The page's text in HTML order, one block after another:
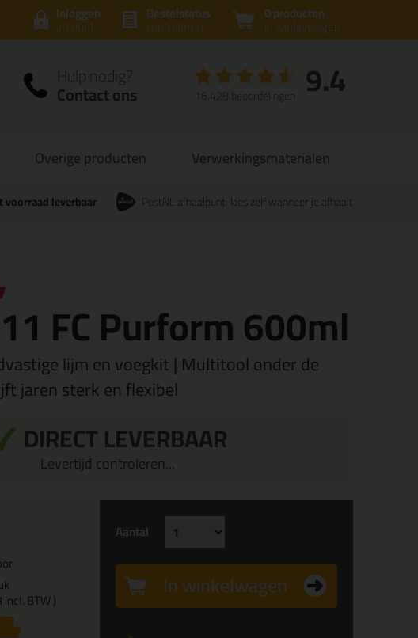
0 producten
in winkelwagen
Bestelstatus
controleren
Inloggen
account
Hulp nodig?
Contact ons 9.4
16.428 beoordelingen
Overige producten Verwerkingsmaterialen
voorraad leverbaar PostNL afhaalpunt: kies zelf wanneer je afhaalt
FC Purform 600ml
lijm en voegkit | Multitool onder de
jaren sterk en flexibel
DIRECT LEVERBAAR
Levertijd controleren...
incl. BTW )
Aantal
In winkelwagen